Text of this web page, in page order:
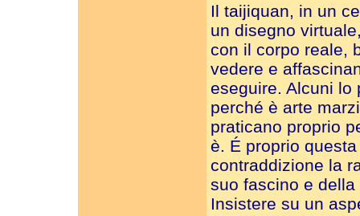
Il taijiquan, in un
un disegno
con il corpo reale,
vedere e
eseguire. Alcuni lo
perché è arte
praticano proprio
è. É proprio questa
contraddizione la
suo fascino e
Insistere su un